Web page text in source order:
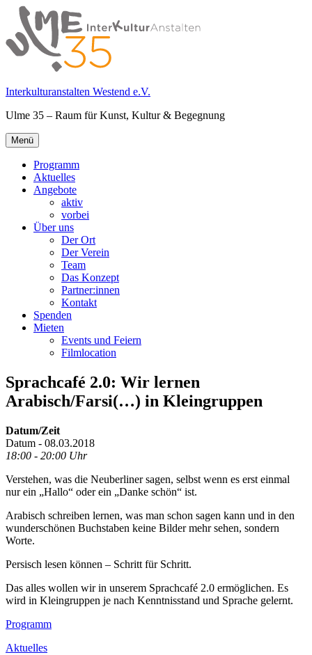
Springe
zum
Inhalt
Interkulturanstalten Westend e.V.
Ulme 35 – Raum für Kunst, Kultur & Begegnung
Primäres
Menü
Menü
Programm
Aktuelles
Angebote
aktiv
vorbei
Über uns
Der Ort
Der Verein
Team
Das Konzept
Partner:innen
Kontakt
Spenden
Mieten
Events und Feiern
Filmlocation
Sprachcafé 2.0: Wir lernen
Arabisch/Farsi(…) in Kleingruppen
Datum/Zeit
Datum - 08.03.2018
18:00 - 20:00 Uhr
Verstehen, was die Neuberliner sagen, selbst wenn es erst einmal
nur ein „Hallo“ oder ein „Danke schön“ ist.
Arabisch schreiben lernen, was man schon sagen kann und in den
wunderschönen Buchstaben keine Bilder mehr sehen, sondern
Worte.
Persisch lesen können – Schritt für Schritt.
Das alles wollen wir in unserem Sprachcafé 2.0 ermöglichen. Es
wird in Kleingruppen je nach Kenntnisstand und Sprache gelernt.
Footer
Inhalt
Programm
Aktuelles